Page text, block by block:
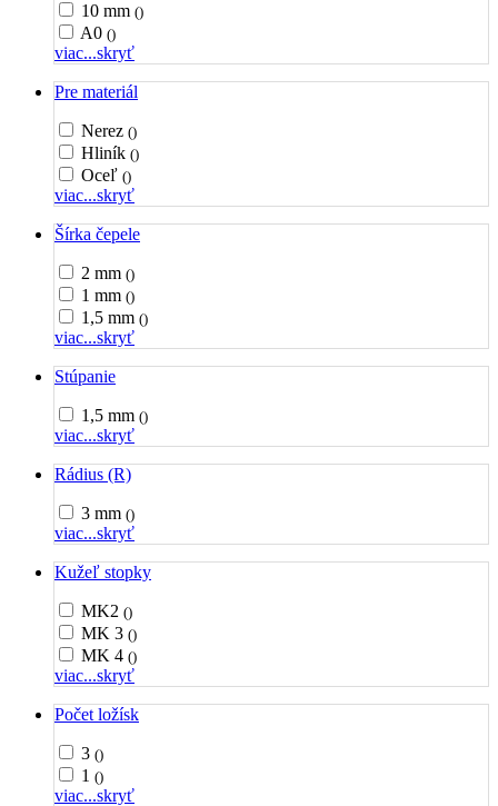
10 mm ()
A0 ()
viac...skryť
Pre materiál
Nerez ()
Hliník ()
Oceľ ()
viac...skryť
Šírka čepele
2 mm ()
1 mm ()
1,5 mm ()
viac...skryť
Stúpanie
1,5 mm ()
viac...skryť
Rádius (R)
3 mm ()
viac...skryť
Kužeľ stopky
MK2 ()
MK 3 ()
MK 4 ()
viac...skryť
Počet ložísk
3 ()
1 ()
viac...skryť